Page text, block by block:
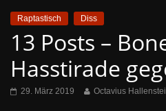
Raptastisch Diss
13 Posts –
Hasstirade
29. März 2019 Octavius